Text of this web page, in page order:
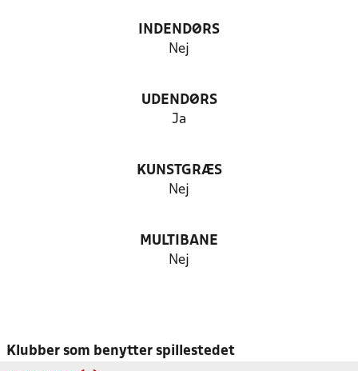
INDENDØRS
Nej
UDENDØRS
Ja
KUNSTGRÆS
Nej
MULTIBANE
Nej
Klubber som benytter spillestedet